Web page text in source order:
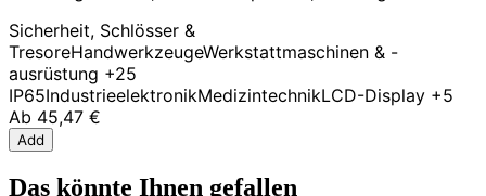
Sicherheit, Schlösser &
TresoreHandwerkzeugeWerkstattmaschinen & -
ausrüstung +25
IP65IndustrieelektronikMedizintechnikLCD-Display +5
Ab 45,47 €
Add
Das könnte Ihnen gefallen